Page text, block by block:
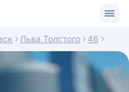
Льва Толстого 46